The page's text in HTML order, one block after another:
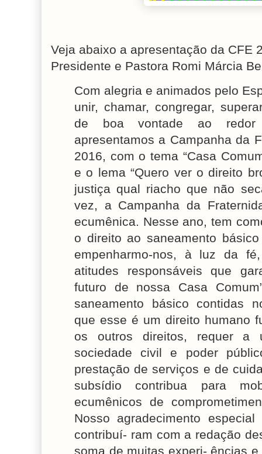
Veja abaixo a apresentação da CFE
Presidente e Pastora Romi Márcia
Com alegria e animados pelo
unir, chamar, congregar,
de boa vontade ao redor
apresentamos a Campanha da
2016, com o tema “Casa
e o lema “Quero ver o direito
justiça qual riacho que não
vez, a Campanha da
ecumênica. Nesse ano, tem
o direito ao saneamento
empenharmo-nos, à luz da
atitudes responsáveis que
futuro de nossa Casa
saneamento básico contidas
que esse é um direito humano
os outros direitos, requer a
sociedade civil e poder
prestação de serviços e de
subsídio contribua para
ecumênicos de
Nosso agradecimento
contribuí- ram com a redação
soma de muitas experi- ências